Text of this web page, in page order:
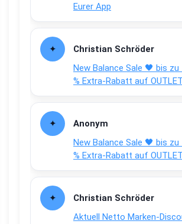
Eurer App
Christian Schröder
New Balance Sale 🖤 bis zu
% Extra-Rabatt auf OUTLET
Anonym
New Balance Sale 🖤 bis zu
% Extra-Rabatt auf OUTLET
Christian Schröder
Aktuell Netto Marken-